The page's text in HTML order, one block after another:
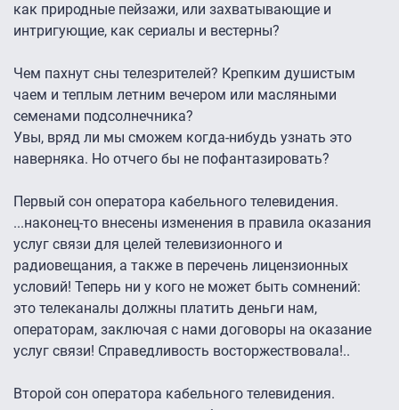
как природные пейзажи, или захватывающие и
интригующие, как сериалы и вестерны?
Чем пахнут сны телезрителей? Крепким душистым
чаем и теплым летним вечером или масляными
семенами подсолнечника?
Увы, вряд ли мы сможем когда-нибудь узнать это
наверняка. Но отчего бы не пофантазировать?
Первый сон оператора кабельного телевидения.
...наконец-то внесены изменения в правила оказания
услуг связи для целей телевизионного и
радиовещания, а также в перечень лицензионных
условий! Теперь ни у кого не может быть сомнений:
это телеканалы должны платить деньги нам,
операторам, заключая с нами договоры на оказание
услуг связи! Справедливость восторжествовала!..
Второй сон оператора кабельного телевидения.